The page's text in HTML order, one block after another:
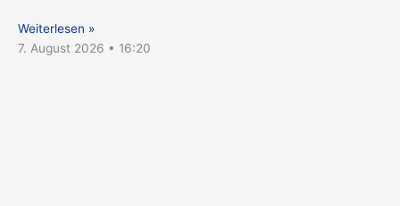
Weiterlesen »
7. August 2026
16:20